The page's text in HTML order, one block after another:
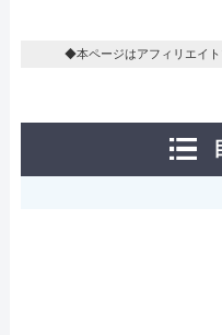
◆本ページはアフィリエイト